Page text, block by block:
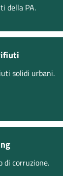
della PA.
solidi urbani.
di corruzione.